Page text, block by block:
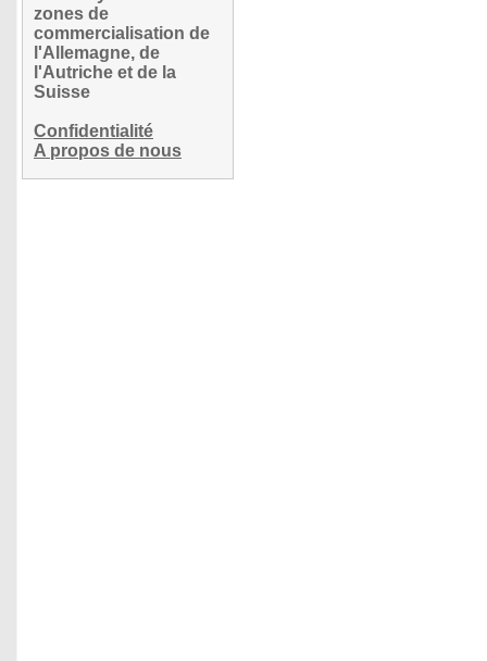
zones de
commercialisation de
l'Allemagne, de
l'Autriche et de la
Suisse
Confidentialité
A propos de nous